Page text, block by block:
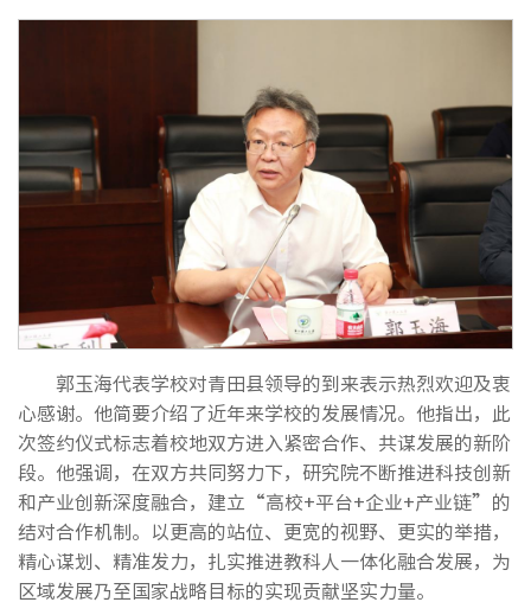
郭玉海代表学校对青田县领导的到来表示热烈欢迎及衷
心感谢。他简要介绍了近年来学校的发展情况。他指出，此
次签约仪式标志着校地双方进入紧密合作、共谋发展的新阶
段。他强调，在双方共同努力下，研究院不断推进科技创新
和产业创新深度融合，建立“高校+平台+企业+产业链”的
结对合作机制。以更高的站位、更宽的视野、更实的举措，
精心谋划、精准发力，扎实推进教科人一体化融合发展，为
区域发展乃至国家战略目标的实现贡献坚实力量。